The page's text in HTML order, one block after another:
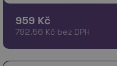
959 Kč
792.56 Kč bez DPH